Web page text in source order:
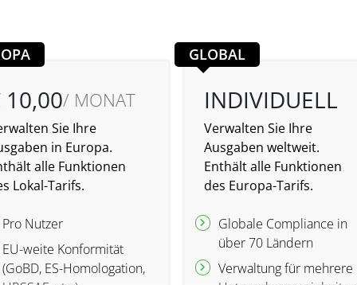
10,00/ MONAT
Sie Ihre
in Europa.
alle Funktionen
Lokal-Tarifs.
Pro Nutzer
EU-weite Konformität
(GoBD, ES-Homologation,
GLOBAL
INDIVIDUELL
Verwalten Sie Ihre
Ausgaben weltweit.
Enthält alle Funktionen
des Europa-Tarifs.
Globale Compliance in
über 70 Ländern
Verwaltung für mehrere